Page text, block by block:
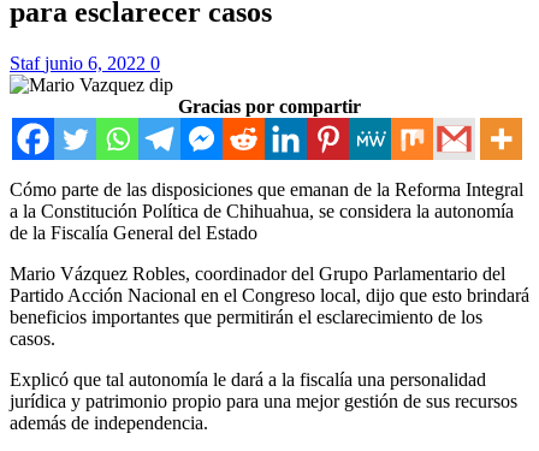
para esclarecer casos
Stafjunio 6, 2022 0
Gracias por compartir
Cómo parte de las disposiciones que emanan de la Reforma Integral
a la Constitución Política de Chihuahua, se considera la autonomía
de la Fiscalía General del Estado
Mario Vázquez Robles, coordinador del Grupo Parlamentario del
Partido Acción Nacional en el Congreso local, dijo que esto brindará
beneficios importantes que permitirán el esclarecimiento de los
casos.
Explicó que tal autonomía le dará a la fiscalía una personalidad
jurídica y patrimonio propio para una mejor gestión de sus recursos
además de independencia.